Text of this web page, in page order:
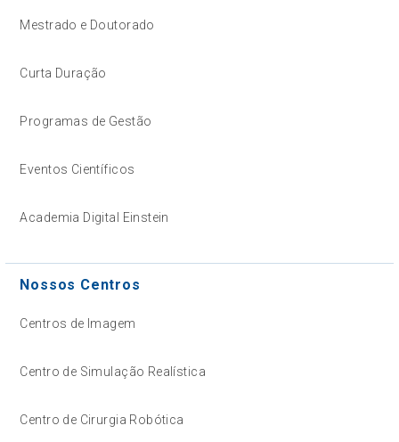
Mestrado e Doutorado
Curta Duração
Programas de Gestão
Eventos Científicos
Academia Digital Einstein
Nossos Centros
Centros de Imagem
Centro de Simulação Realística
Centro de Cirurgia Robótica